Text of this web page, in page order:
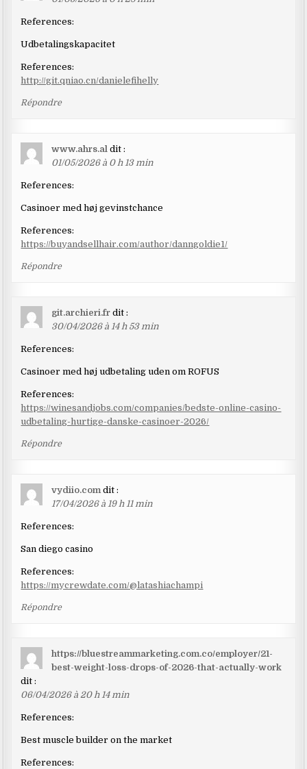
References:
Udbetalingskapacitet
References:
http://git.qniao.cn/danielefihelly
Répondre
www.ahrs.al dit :
01/05/2026 à 0 h 13 min
References:
Casinoer med høj gevinstchance
References:
https://buyandsellhair.com/author/danngoldie1/
Répondre
git.archieri.fr dit :
30/04/2026 à 14 h 53 min
References:
Casinoer med høj udbetaling uden om ROFUS
References:
https://winesandjobs.com/companies/bedste-online-casino-
udbetaling-hurtige-danske-casinoer-2026/
Répondre
vydiio.com dit :
17/04/2026 à 19 h 11 min
References:
San diego casino
References:
https://mycrewdate.com/@latashiachampi
Répondre
https://bluestreammarketing.com.co/employer/21-
best-weight-loss-drops-of-2026-that-actually-work
dit :
06/04/2026 à 20 h 14 min
References:
Best muscle builder on the market
References: